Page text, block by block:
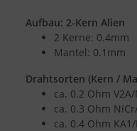
Aufbau: 2-Kern Alien
2 Kerne: 0.4mm
Mantel: 0.1mm
Drahtsorten (Kern /
ca. 0.2 Ohm
ca. 0.3 Ohm
ca. 0.4 Ohm